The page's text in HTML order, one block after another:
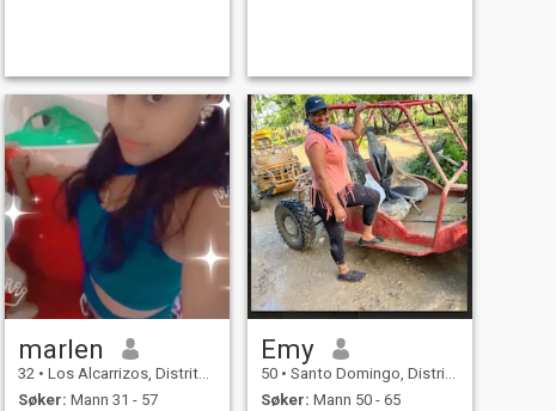
believe in respect,
communicatio
complicada para tratar,
convers
marlen
32 • Los Alcarrizos, Distrito Nacional, Den Dominikanske Rep.
Søker: Mann 31 - 57
Emy
50 • Santo Domingo, Distrito Nacional, Den Dominikanske Rep.
Søker: Mann 50 - 65